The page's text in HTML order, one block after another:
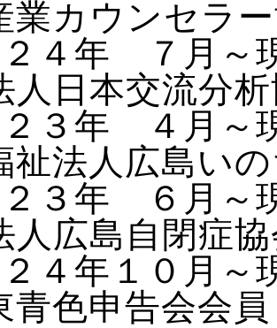
業カウンセラ
４年 ７月～
人日本交流分
３年 ４月～
祉法人広島い
３年 ６月～
人広島自閉症
４年１０月～
青色申告会会員